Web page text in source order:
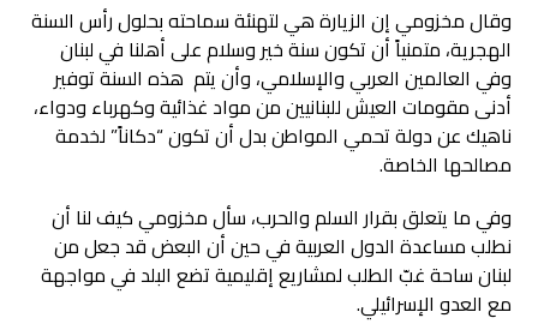
وقال مخزومي إن الزيارة هي لتهنئة سماحته بحلول رأس السنة
الهجرية، متمنياً أن تكون سنة خير وسلام على أهلنا في لبنان
وفي العالمين العربي والإسلامي، وأن يتم هذه السنة توفير
أدنى مقومات العيش للبنانيين من مواد غذائية وكهرباء ودواء،
ناهيك عن دولة تحمي المواطن بدل أن تكون “دكاناً” لخدمة
مصالحها الخاصة.
وفي ما يتعلق بقرار السلم والحرب، سأل مخزومي كيف لنا أن
نطلب مساعدة الدول العربية في حين أن البعض قد جعل من
لبنان ساحة غبّ الطلب لمشاريع إقليمية تضع البلد في مواجهة
مع العدو الإسرائيلي.